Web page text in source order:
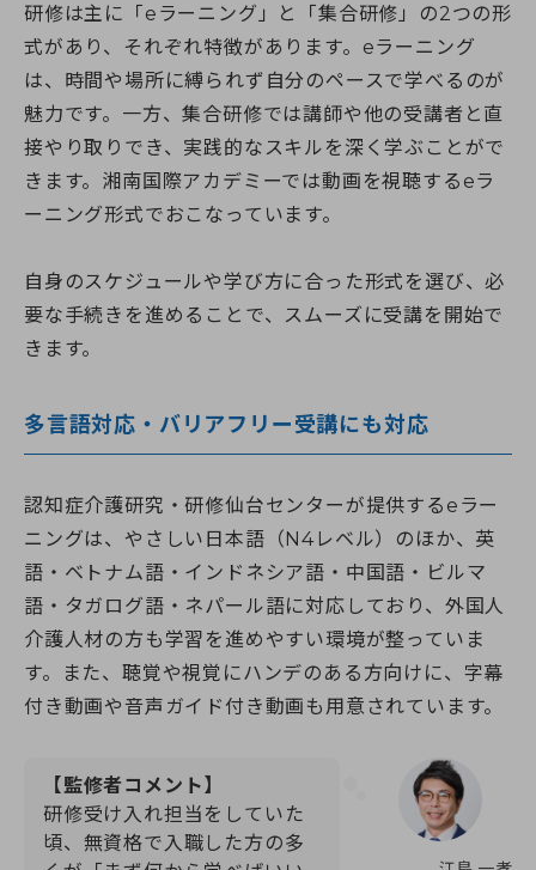
研修は主に「eラーニング」と「集合研修」の2つの形
式があり、それぞれ特徴があります。eラーニング
は、時間や場所に縛られず自分のペースで学べるのが
魅力です。一方、集合研修では講師や他の受講者と直
接やり取りでき、実践的なスキルを深く学ぶことがで
きます。湘南国際アカデミーでは動画を視聴するeラ
ーニング形式でおこなっています。
自身のスケジュールや学び方に合った形式を選び、必
要な手続きを進めることで、スムーズに受講を開始で
きます。
多言語対応・バリアフリー受講にも対応
認知症介護研究・研修仙台センターが提供するeラー
ニングは、やさしい日本語（N4レベル）のほか、英
語・ベトナム語・インドネシア語・中国語・ビルマ
語・タガログ語・ネパール語に対応しており、外国人
介護人材の方も学習を進めやすい環境が整っていま
す。また、聴覚や視覚にハンデのある方向けに、字幕
付き動画や音声ガイド付き動画も用意されています。
【監修者コメント】
研修受け入れ担当をしていた
頃、無資格で入職した方の多